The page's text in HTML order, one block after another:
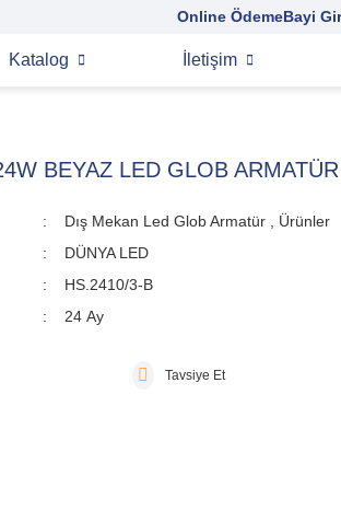
Online ÖdemeBayi
Katalog İletişim
BEYAZ LED GLOB
Dış Mekan Led Glob Armatür
Ürünler
DÜNYA LED
HS.2410/3-B
24 Ay
Tavsiye Et